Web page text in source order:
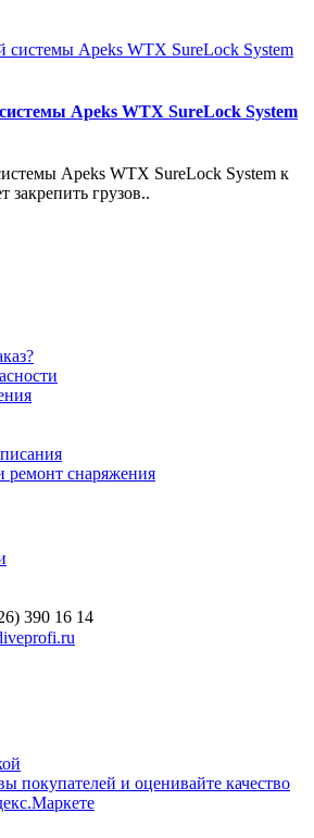
Apeks WTX SureLock System
Apeks WTX SureLock System к
закрепить грузов..
ремонт снаряжения
390 16 14